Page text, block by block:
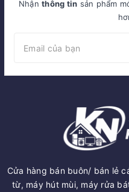
Nhậnthông tin sản phẩm
Cửa hàng bán buôn/ bán lẻ
từ, máy hút mùi, máy rửa